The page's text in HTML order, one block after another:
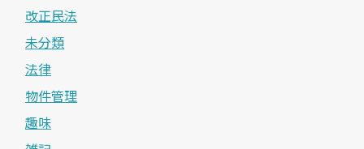
改正民法
未分類
法律
物件管理
趣味